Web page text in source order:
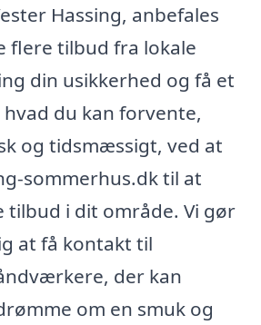
Hassing, anbefales
flere tilbud fra lokale
din usikkerhed og få et
du kan forvente,
og tidsmæssigt, ved at
sommerhus.dk til at
tilbud i dit område. Vi gør
at få kontakt til
der kan
om en smuk og